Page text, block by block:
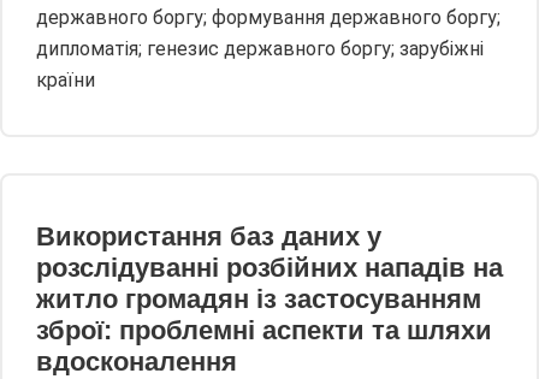
державного боргу; формування державного боргу;
дипломатія; генезис державного боргу; зарубіжні
країни
Використання баз даних у
розслідуванні розбійних нападів на
житло громадян із застосуванням
зброї: проблемні аспекти та шляхи
вдосконалення